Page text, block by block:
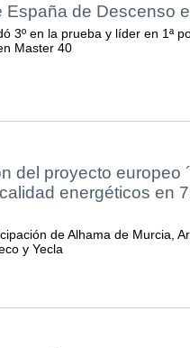
España de Descenso
3º en la prueba y líder en 1ª
Master 40
del proyecto europeo
energéticos en
de Alhama de Murcia,
y Yecla